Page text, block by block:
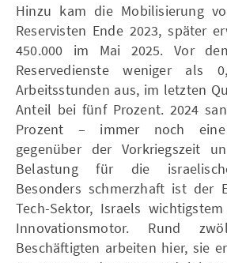
Hinzu kam die Mobilisierung
Reservisten Ende 2023, später
450.000 im Mai 2025. Vor
Reservedienste weniger als
Arbeitsstunden aus, im letzten
Anteil bei fünf Prozent. 2024
Prozent – immer noch eine
gegenüber der Vorkriegszeit
Belastung für die
Besonders schmerzhaft ist der
Tech-Sektor, Israels
Innovationsmotor. Rund
Beschäftigten arbeiten hier, sie